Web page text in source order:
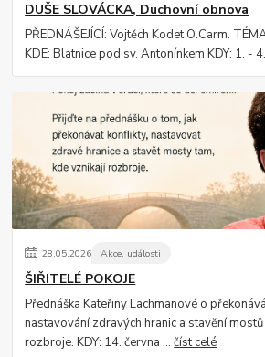
DUŠE SLOVÁCKA, Duchovní obnova
PŘEDNÁŠEJÍCÍ: Vojtěch Kodet O.Carm.
KDE: Blatnice pod sv. Antonínkem KDY: 1. -
28.05.2026 Akce, události
ŠIŘITELÉ POKOJE
Přednáška Kateřiny Lachmanové o
nastavování zdravých hranic a stavění
rozbroje. KDY: 14. června ...číst celé